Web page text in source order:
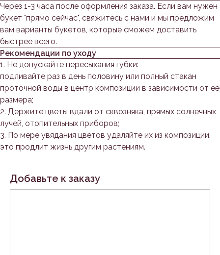
Через 1-3 часа после оформления заказа. Если вам нужен
букет "прямо сейчас", свяжитесь с нами и мы предложим
вам варианты букетов, которые сможем доставить
быстрее всего.
Рекомендации по уходу
1. Не допускайте пересыхания губки:
подливайте раз в день половину или полный стакан
проточной воды в центр композиции в зависимости от её
размера;
2. Держите цветы вдали от сквозняка, прямых солнечных
лучей, отопительных приборов;
3. По мере увядания цветов удаляйте их из композиции,
это продлит жизнь другим растениям.
Добавьте к заказу